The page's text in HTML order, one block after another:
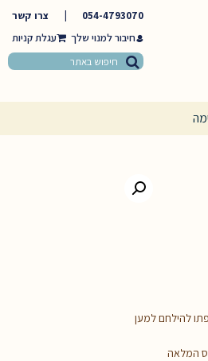
054-4793070
צרו קשר
חיבור למנוי שלך
להילחם למען
המלאה